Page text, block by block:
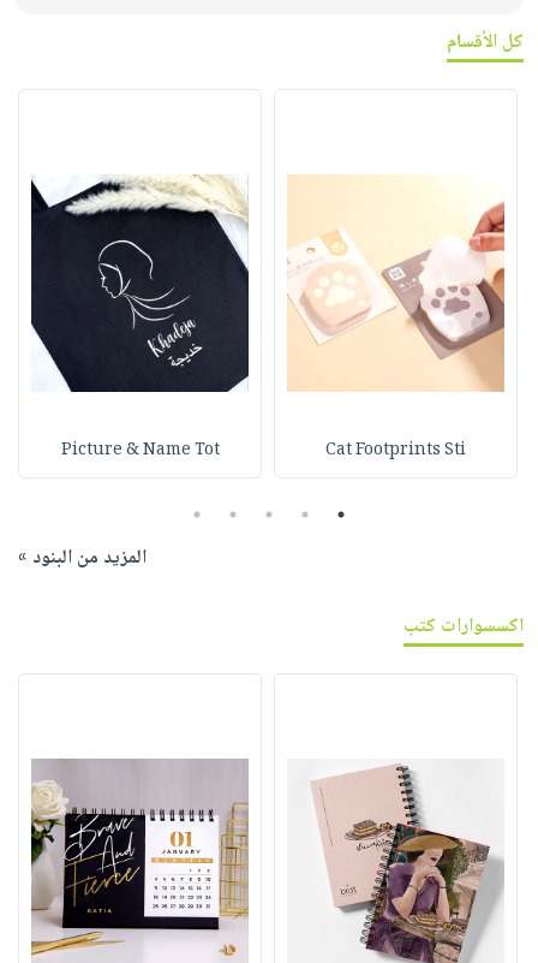
كل الأقسام
Cat Footprints Sti
Picture & Name Tot
1
2
3
4
5
المزيد من البنود »
اكسسوارات كتب